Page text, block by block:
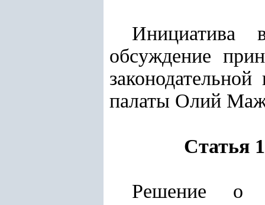
Инициатива
обсуждение
палаты Олий
Статья
Решение о